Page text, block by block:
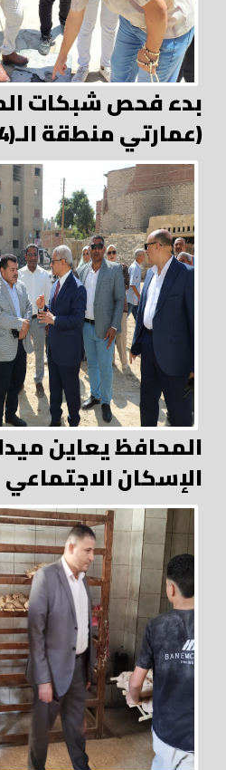
بدء فحص شبكات
عمارتي منطقة الـ(104)
المحافظ يعاين
الإسكان الاجتماعي